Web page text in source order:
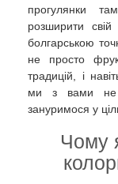
прогулянки
розширити
болгарською
не просто
традицій, і
ми з вами не
зануримося у
Чому